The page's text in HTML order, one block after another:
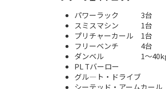
パワーラック 3台
スミスマシン 1台
プリチャーカール 1台
フリーベンチ 4台
ダンベル 1～
PL Tバーロー
グル―ト・ドライブ
シーテッド・アームカール